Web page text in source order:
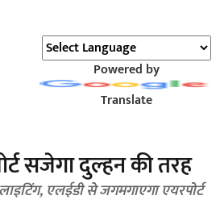
Powered by
Translate
सजेगा दुल्हन की तरह
एलईडी से जगमगाएगा एयरपोर्ट